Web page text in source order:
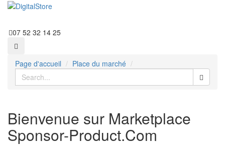
07 52 32 14 25
Page d'accueil Place du marché
Bienvenue sur Marketplace
Sponsor-Product.Com